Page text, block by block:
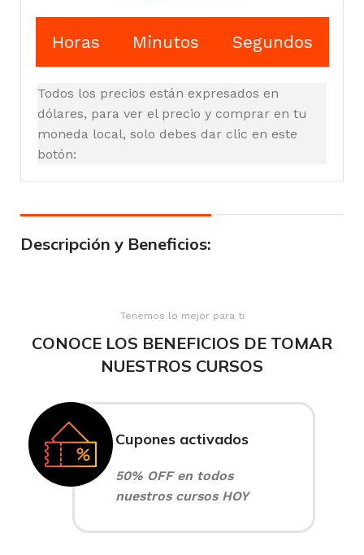
Horas Minutos Segundos
Todos los precios están expresados en
dólares, para ver el precio y comprar en tu
moneda local, solo debes dar clic en este
botón:
Descripción y Beneficios:
Tenemos lo mejor para ti
CONOCE LOS BENEFICIOS DE TOMAR
NUESTROS CURSOS
Cupones activados
50% OFF en todos
nuestros cursos HOY